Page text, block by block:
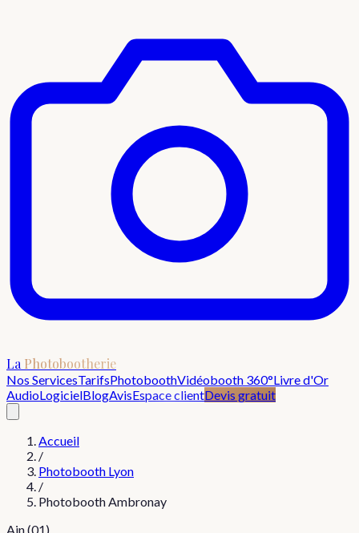
La Photobootherie
Nos ServicesTarifsPhotoboothVidéobooth 360°Livre d'Or
AudioLogicielBlogAvisEspace clientDevis gratuit
Accueil
/
Photobooth Lyon
/
PhotoboothAmbronay
Ain(01)